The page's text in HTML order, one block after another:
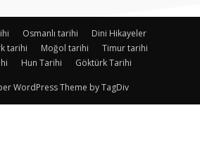
Osmanlı tarihi
Dini Hikayeler
tarihi Moğol tarihi
Timur tarihi
Hun Tarihi Göktürk Tarihi
WordPress Theme by TagDiv